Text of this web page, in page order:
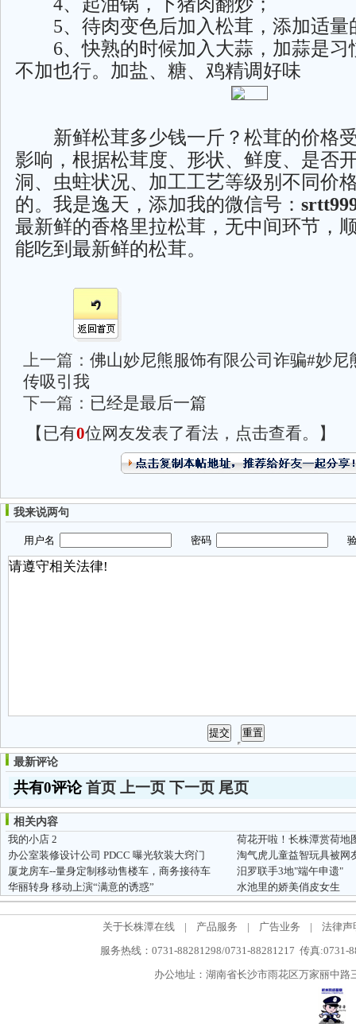
5、待肉变色后加入松茸，添加适量
6、快熟的时候加入大蒜，加蒜是习
不加也行。加盐、糖、鸡精调好味
新鲜松茸多少钱一斤？松茸的价格
影响，根据松茸度、形状、鲜度、是否
洞、虫蛀状况、加工工艺等级别不同价
的。我是逸天，添加我的微信号：
最新鲜的香格里拉松茸，无中间环节，
能吃到最新鲜的松茸。
上一篇： 佛山妙尼熊服饰有限公司诈骗#妙尼
传吸引我
下一篇： 已经是最后一篇
【已有0位网友发表了看法，点击查看。】
我来说两句
用户名 密码 验
最新评论
共有0评论首页 上一页 下一页 尾页
相关内容
我的小店 2
办公室装修设计公司 PDCC 曝光软装大窍门
厦龙房车--量身定制移动售楼车，商务接待车
汨罗联手3地"端午申遗"
华丽转身 移动上演“满意的诱惑”
水池里的娇美俏皮女生
关于长株潭在线 | 产品服务 | 广告业务 |
法律声
服务热线：0731-88281298/0731-88281217 传真:0731-
办公地址：湖南省长沙市雨花区万家丽中